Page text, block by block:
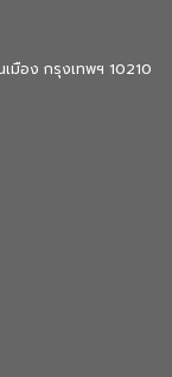
มือง กรุงเทพฯ 10210